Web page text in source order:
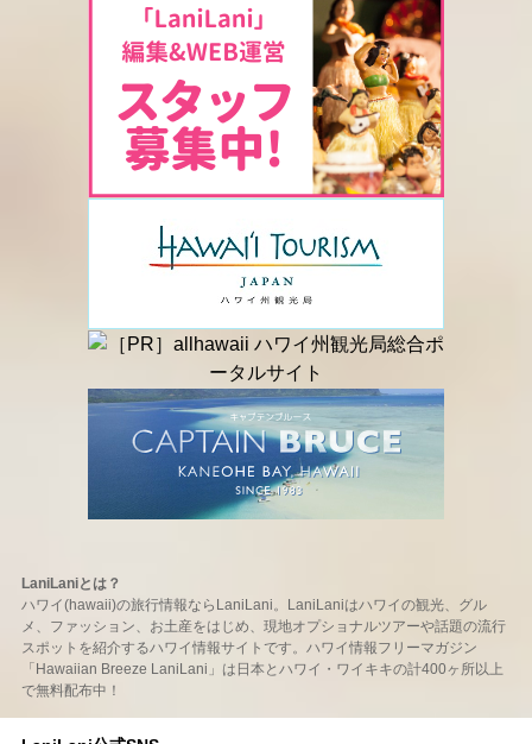
LaniLaniとは？
ハワイ(hawaii)の旅行情報ならLaniLani。LaniLaniはハワイの観光、グル
メ、ファッション、お土産をはじめ、現地オプショナルツアーや話題の流行
スポットを紹介するハワイ情報サイトです。ハワイ情報フリーマガジン
「Hawaiian Breeze LaniLani」は日本とハワイ・ワイキキの計400ヶ所以上
で無料配布中！